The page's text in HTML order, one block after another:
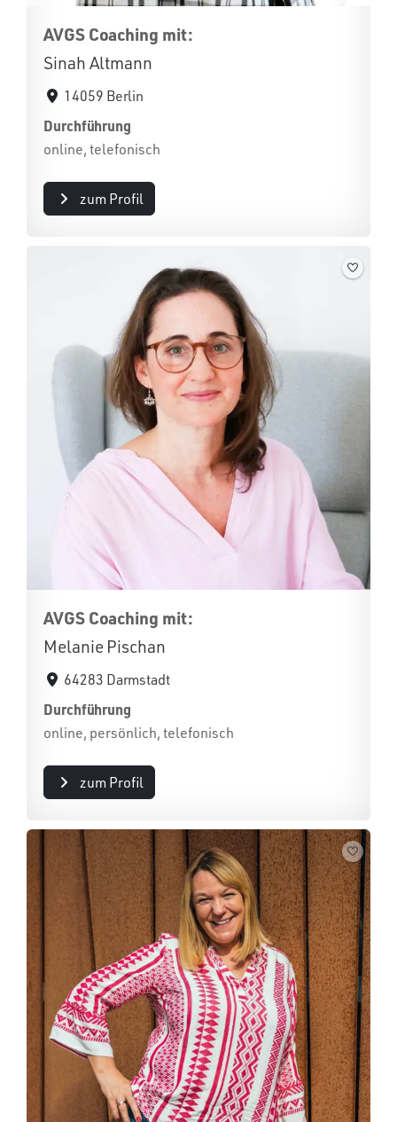
AVGS Coaching mit:
Sinah Altmann
14059 Berlin
Durchführung
online, telefonisch
zum Profil
AVGS Coaching mit:
Melanie Pischan
64283 Darmstadt
Durchführung
online, persönlich, telefonisch
zum Profil